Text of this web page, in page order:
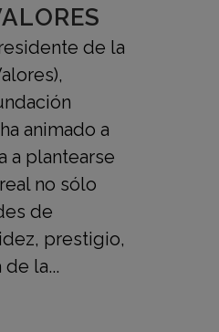
de la
animado a
a plantearse
no sólo
de
prestigio,
la...